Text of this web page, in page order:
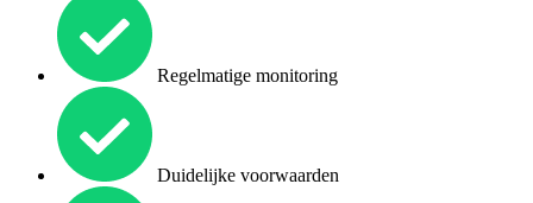
Regelmatige monitoring
Duidelijke voorwaarden